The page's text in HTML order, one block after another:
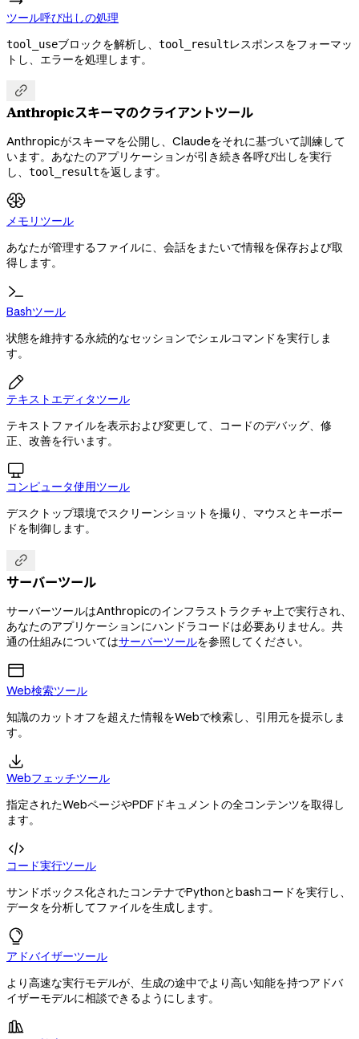
ツール呼び出しの処理
tool_useブロックを解析し、 tool_resultレスポンスをフォーマッ
トし、エラーを処理します。

Anthropicスキーマのクライアントツール
Anthropicがスキーマを公開し、Claudeをそれに基づいて訓練して
います。あなたのアプリケーションが引き続き各呼び出しを実行
し、 tool_resultを返します。
メモリツール
あなたが管理するファイルに、会話をまたいで情報を保存および取
得します。
Bashツール
状態を維持する永続的なセッションでシェルコマンドを実行しま
す。

テキストエディタツール
テキストファイルを表示および変更して、コードのデバッグ、修
正、改善を行います。

コンピュータ使用ツール
デスクトップ環境でスクリーンショットを撮り、マウスとキーボー
ドを制御します。

サーバーツール
サーバーツールはAnthropicのインフラストラクチャ上で実行され、
あなたのアプリケーションにハンドラコードは必要ありません。共
通の仕組みについてはサーバーツールを参照してください。
Web検索ツール
知識のカットオフを超えた情報をWebで検索し、引用元を提示しま
す。

Webフェッチツール
指定されたWebページやPDFドキュメントの全コンテンツを取得し
ます。

コード実行ツール
サンドボックス化されたコンテナでPythonとbashコードを実行し、
データを分析してファイルを生成します。
アドバイザーツール
より高速な実行モデルが、生成の途中でより高い知能を持つアドバ
イザーモデルに相談できるようにします。
